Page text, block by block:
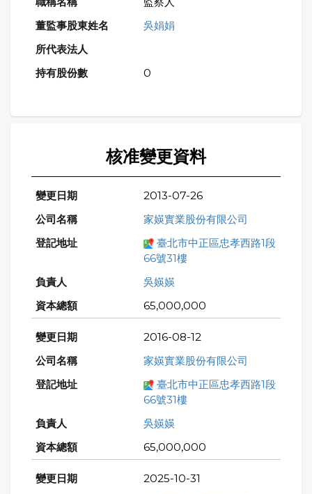
吳娟娟
0
核准變更資料
2013-07-26
家媖實業股份有限公司
臺北市中正區忠孝西路1段
66號31樓
吳媖媖
65,000,000
2016-08-12
家媖實業股份有限公司
臺北市中正區忠孝西路1段
66號31樓
吳媖媖
65,000,000
2025-10-31